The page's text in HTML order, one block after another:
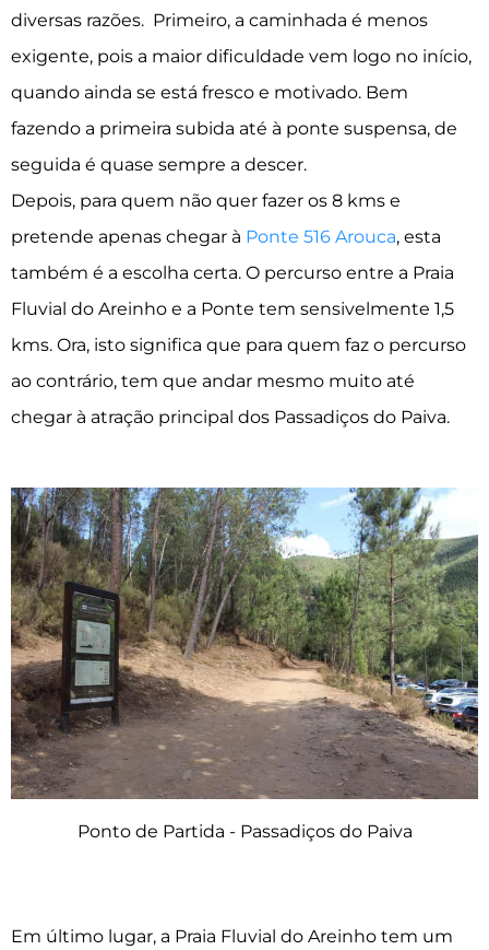
diversas razões. Primeiro, a caminhada é menos
exigente, pois a maior dificuldade vem logo no início,
quando ainda se está fresco e motivado. Bem
fazendo a primeira subida até à ponte suspensa, de
seguida é quase sempre a descer.
Depois, para quem não quer fazer os 8 kms e
pretende apenas chegar à Ponte 516 Arouca, esta
também é a escolha certa. O percurso entre a Praia
Fluvial do Areinho e a Ponte tem sensivelmente 1,5
kms. Ora, isto significa que para quem faz o percurso
ao contrário, tem que andar mesmo muito até
chegar à atração principal dos Passadiços do Paiva.
Ponto de Partida - Passadiços do Paiva
Em último lugar, a Praia Fluvial do Areinho tem um